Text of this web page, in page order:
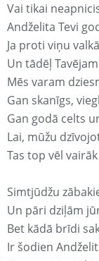
Vai tikai
Andželita Tevi
Ja proti viņu
Un tādēļ Tavējam
Mēs varam
Gan skanīgs,
Gan godā celts
Lai, mūžu
Tas top vēl
Simtjūdžu
Un pāri dziļām
Bet kādā brīdi
Ir šodien